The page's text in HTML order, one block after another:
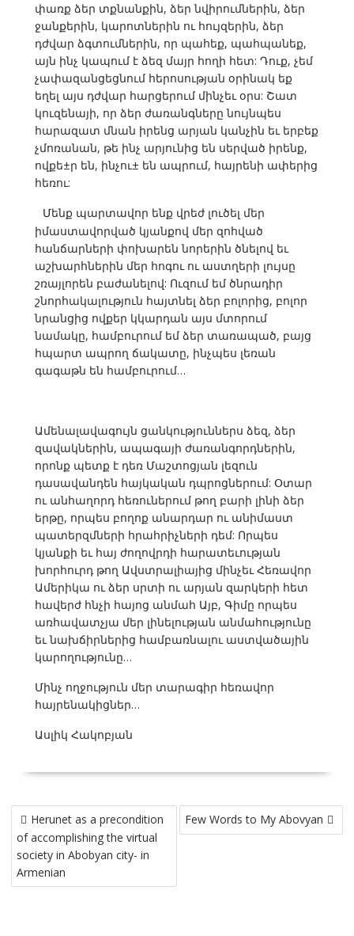
փառք ձեր տքնանքին, ձեր նվիրումներին, ձեր
ջանքերին, կարոտներին ու հույզերին, ձեր
դժվար ձգտումներին, որ պահեք, պահպանեք,
այն ինչ կապում է ձեզ մայր հողի հետ: Դուք, չեմ
չափազանցեցնում հերոսության օրինակ եք
եղել այս դժվար հարցերում մինչեւ օրս: Շատ
կուզենայի, որ ձեր ժառանգները նույնպես
հարազատ մնան իրենց արյան կանչին եւ երբեք
չմոռանան, թե ինչ արյունից են սերված իրենք,
ովքե±ր են, ինչու± են ապրում, հայրենի ափերից
հեռու:
Մենք պարտավոր ենք վրեժ լուծել մեր
իմաստավորված կյանքով մեր զոհված
հանճարների փոխարեն նորերին ծնելով եւ
աշխարհներին մեր հոգու ու աստղերի լույսը
շռայլորեն բաժանելով: Ուզում եմ ծնրադիր
շնորհակալություն հայտնել ձեր բոլորից, բոլոր
նրանցից ովքեր կկարդան այս մտորում
նամակը, համբուրում եմ ձեր տառապած, բայց
հպարտ ապրող ճակատը, ինչպես լեռան
գագաթն են համբուրում…
Ամենալավագույն ցանկություններս ձեզ, ձեր
զավակներին, ապագայի ժառանգորդներին,
որոնք պետք է դեռ Մաշտոցյան լեզուն
դասավանդեն հայկական դպրոցներում: Օտար
ու անհաղորդ հեռուներում թող բարի լինի ձեր
երթը, որպես բողոք անարդար ու անիմաստ
պատերզմների հրահրիչների դեմ: Որպես
կյանքի եւ հայ ժողովրդի հարատեւության
խորհուրդ թող Ավստրալիայից մինչեւ Հեռավոր
Ամերիկա ու ձեր սրտի ու արյան զարկերի հետ
հավերժ հնչի հայոց անմահ Այբ, Գիմը որպես
առհավատչյա մեր լինելության անմահությունը
եւ նախճիրներից համբառնալու աստվածային
կարողությունը…
Մինչ ողջություն մեր տարագիր հեռավոր
հայրենակիցներ…
Ասլիկ Հակոբյան
Post
navigation
Herunet as a precondition
of accomplishing the virtual
society in Abobyan city- in
Armenian
Few Words to My Abovyan